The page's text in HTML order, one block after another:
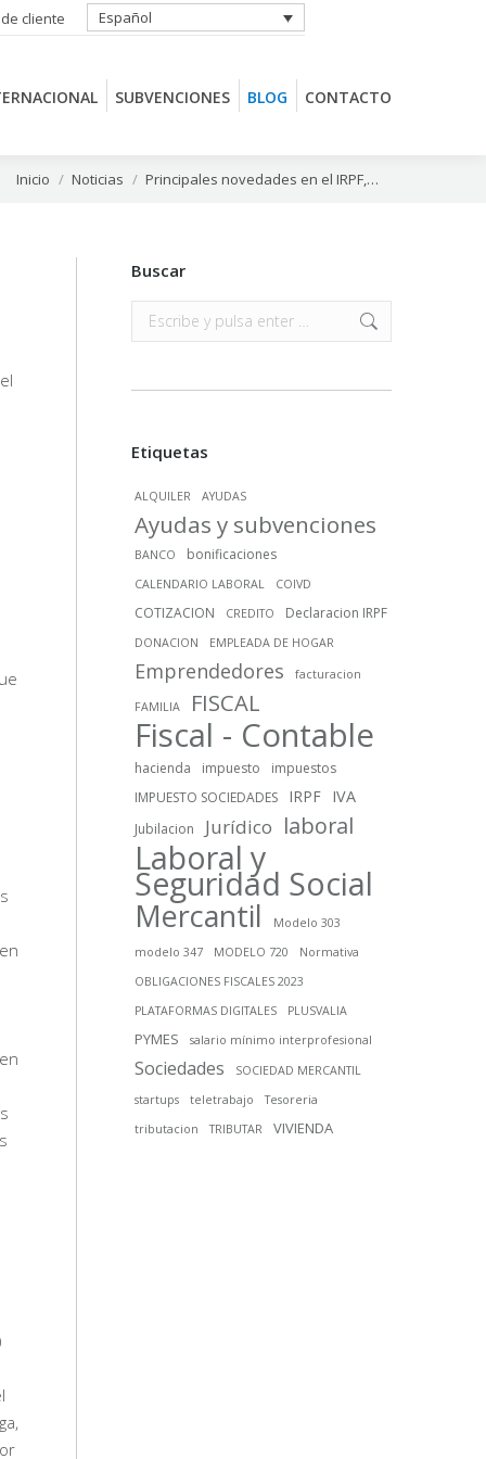
cliente Español
SUBVENCIONES BLOG CONTACTO
Estás aquí:
Inicio Noticias Principales novedades en el IRPF,…
Buscar
Buscar:
Etiquetas
ALQUILER AYUDAS
Ayudas y subvenciones
BANCO bonificaciones
CALENDARIO LABORAL COIVD
COTIZACION CREDITO Declaracion IRPF
DONACION EMPLEADA DE HOGAR
Emprendedores facturacion
FAMILIA FISCAL
Fiscal - Contable
hacienda impuesto
impuestos
IMPUESTO SOCIEDADES
IRPF IVA
Jubilacion Jurídico laboral
Laboral y
Seguridad Social
Mercantil
Modelo 303
modelo 347
MODELO 720
Normativa
OBLIGACIONES FISCALES 2023
PLATAFORMAS DIGITALES
PLUSVALIA
PYMES salario mínimo interprofesional
Sociedades
SOCIEDAD MERCANTIL
startups
teletrabajo
Tesoreria
tributacion
TRIBUTAR VIVIENDA